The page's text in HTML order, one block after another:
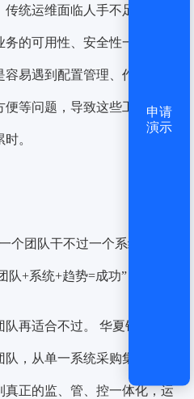
统运维面临人手不足、工作
的可用性、安全性一天比一
易遇到配置管理、作业处理
等问题，导致这些工作无法
。
个团队干不过一个系统，一
队+系统+趋势=成功”
再适合不过。 华夏银行多
，从单一系统采购集成到蓝
真正的监、管、控一体化，运
申请
演示